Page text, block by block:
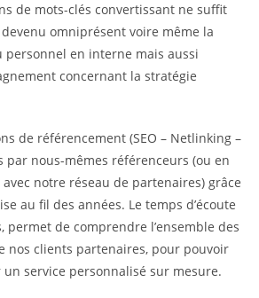
de mots-clés convertissant ne suffit
omniprésent voire même la
en interne mais aussi
concernant la stratégie
de référencement (SEO – Netlinking –
par nous-mêmes référenceurs (ou en
notre réseau de partenaires) grâce
au fil des années. Le temps d’écoute
permet de comprendre l’ensemble des
nos clients partenaires, pour pouvoir
service personnalisé sur mesure.